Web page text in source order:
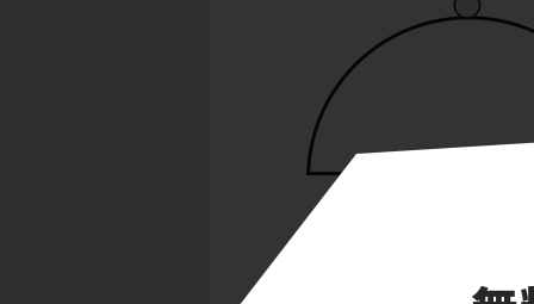
向きの加速度aの大